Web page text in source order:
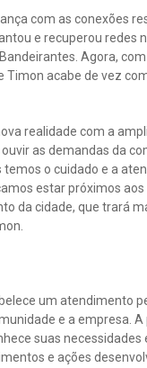
com as conexões
e recuperou redes
Agora,
acabe de vez
realidade com a
as demandas da
o cuidado e a
estar próximos
da cidade, que trará
um atendimento
e a empresa.
suas necessidades
e ações